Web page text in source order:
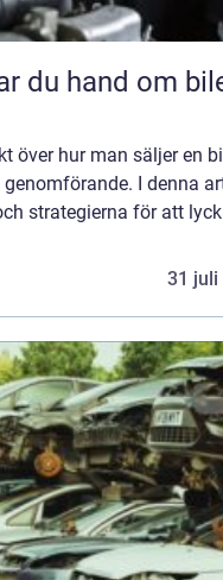
du hand om
över hur man säljer en
I denna
strategierna för att
31 juli